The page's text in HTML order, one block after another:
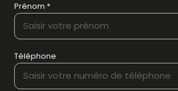
Prénom *
Téléphone